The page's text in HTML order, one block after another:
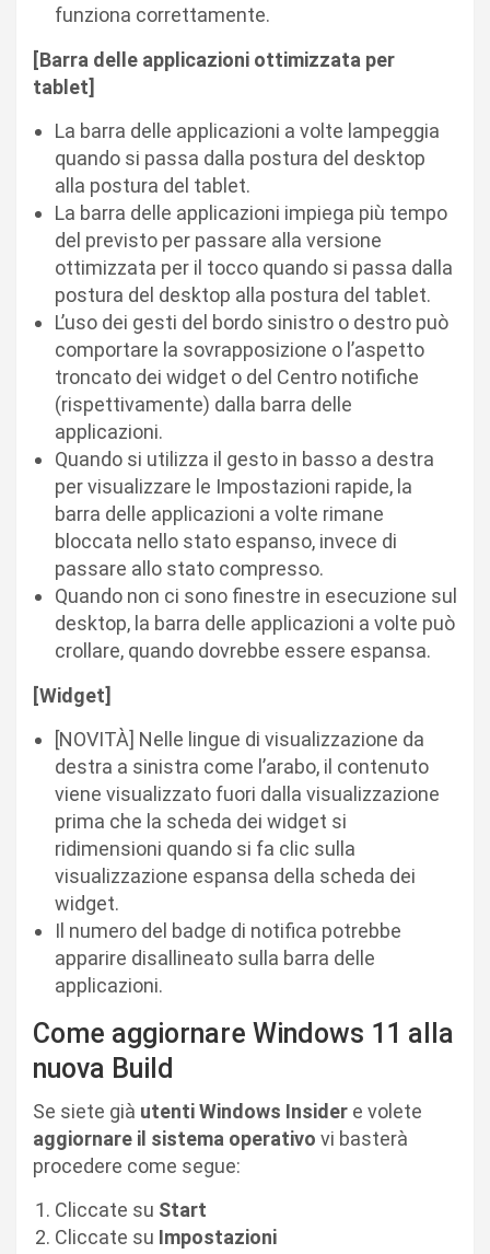
funziona correttamente.
[Barra delle applicazioni ottimizzata per
tablet]
La barra delle applicazioni a volte lampeggia
quando si passa dalla postura del desktop
alla postura del tablet.
La barra delle applicazioni impiega più tempo
del previsto per passare alla versione
ottimizzata per il tocco quando si passa dalla
postura del desktop alla postura del tablet.
L’uso dei gesti del bordo sinistro o destro può
comportare la sovrapposizione o l’aspetto
troncato dei widget o del Centro notifiche
(rispettivamente) dalla barra delle
applicazioni.
Quando si utilizza il gesto in basso a destra
per visualizzare le Impostazioni rapide, la
barra delle applicazioni a volte rimane
bloccata nello stato espanso, invece di
passare allo stato compresso.
Quando non ci sono finestre in esecuzione sul
desktop, la barra delle applicazioni a volte può
crollare, quando dovrebbe essere espansa.
[Widget]
[NOVITÀ] Nelle lingue di visualizzazione da
destra a sinistra come l’arabo, il contenuto
viene visualizzato fuori dalla visualizzazione
prima che la scheda dei widget si
ridimensioni quando si fa clic sulla
visualizzazione espansa della scheda dei
widget.
Il numero del badge di notifica potrebbe
apparire disallineato sulla barra delle
applicazioni.
Come aggiornare Windows 11 alla
nuova Build
Se siete già utenti Windows Insider e volete
aggiornare il sistema operativo vi basterà
procedere come segue:
Cliccate su Start
Cliccate su Impostazioni